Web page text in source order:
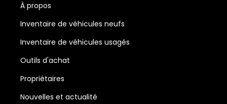
À propos
Inventaire de véhicules neufs
Inventaire de véhicules usagés
Outils d'achat
Propriétaires
Nouvelles et actualité